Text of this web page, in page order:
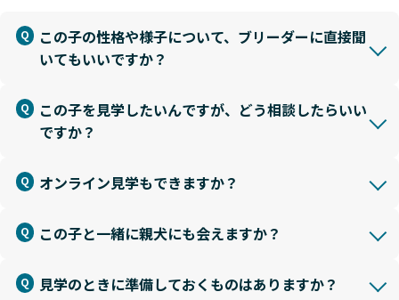
この子の性格や様子について、ブリーダーに直接聞
いてもいいですか？
この子を見学したいんですが、どう相談したらいい
ですか？
オンライン見学もできますか？
この子と一緒に親犬にも会えますか？
見学のときに準備しておくものはありますか？